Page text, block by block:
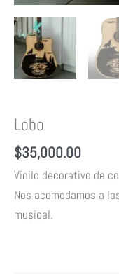
Lobo
$35,000.00
Vinilo decorativo de
Nos acomodamos a
musical.